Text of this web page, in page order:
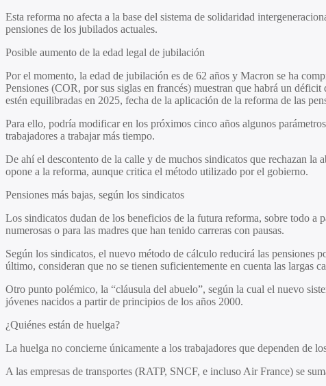
Esta reforma no afecta a la base del sistema de solidaridad
pensiones de los jubilados actuales.
Posible aumento de la edad legal de jubilación
Por el momento, la edad de jubilación es de 62 años y Macron se ha
Pensiones (COR, por sus siglas en francés) muestran que habrá un
estén equilibradas en 2025, fecha de la aplicación de la reforma de las
Para ello, podría modificar en los próximos cinco años algunos
trabajadores a trabajar más tiempo.
De ahí el descontento de la calle y de muchos sindicatos que rechazan
opone a la reforma, aunque critica el método utilizado por el gobierno.
Pensiones más bajas, según los sindicatos
Los sindicatos dudan de los beneficios de la futura reforma, sobre todo a
numerosas o para las madres que han tenido carreras con pausas.
Según los sindicatos, el nuevo método de cálculo reducirá las pensiones
último, consideran que no se tienen suficientemente en cuenta las largas
Otro punto polémico, la “cláusula del abuelo”, según la cual el nuevo
jóvenes nacidos a partir de principios de los años 2000.
¿Quiénes están de huelga?
La huelga no concierne únicamente a los trabajadores que dependen de
A las empresas de transportes (RATP, SNCF, e incluso Air France) se